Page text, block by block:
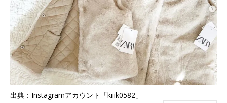
出典：Instagramアカウント「kiiik0582」